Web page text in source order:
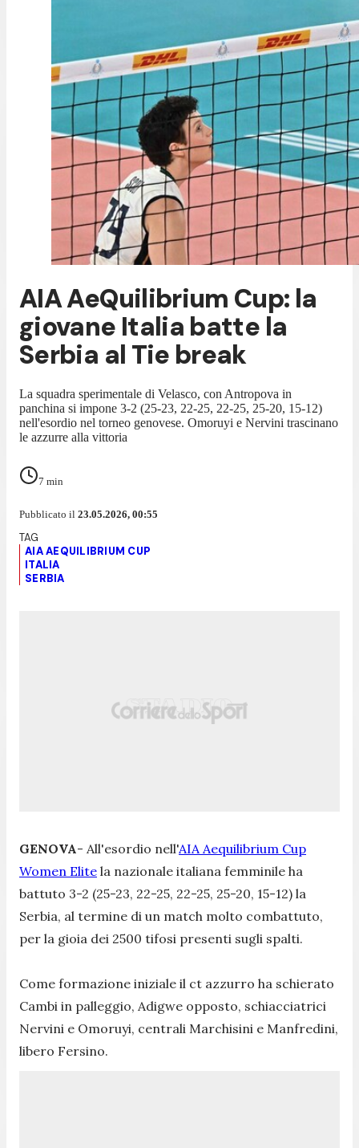
AIA AeQuilibrium Cup: la
giovane Italia batte la
Serbia al Tie break
La squadra sperimentale di Velasco, con Antropova in
panchina si impone 3-2 (25-23, 22-25, 22-25, 25-20, 15-12)
nell'esordio nel torneo genovese. Omoruyi e Nervini trascinano
le azzurre alla vittoria
7 min
Pubblicato il 23.05.2026, 00:55
AIA AEQUILIBRIUM CUP
ITALIA
SERBIA
GENOVA- All'esordio nell'AIA Aequilibrium Cup
Women Elite la nazionale italiana femminile ha
battuto 3-2 (25-23, 22-25, 22-25, 25-20, 15-12) la
Serbia, al termine di un match molto combattuto,
per la gioia dei 2500 tifosi presenti sugli spalti.
Come formazione iniziale il ct azzurro ha schierato
Cambi in palleggio, Adigwe opposto, schiacciatrici
Nervini e Omoruyi, centrali Marchisini e Manfredini,
libero Fersino.